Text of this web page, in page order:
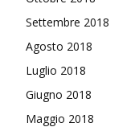
Settembre 2018
Agosto 2018
Luglio 2018
Giugno 2018
Maggio 2018